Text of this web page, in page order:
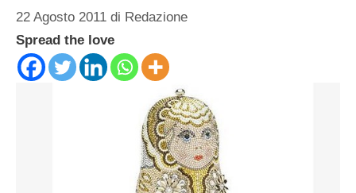
22 Agosto 2011 di Redazione
Spread the love